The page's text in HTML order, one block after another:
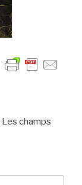
Les champs